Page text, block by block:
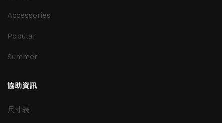
Accessories
Popular
Summer
協助資訊
尺寸表